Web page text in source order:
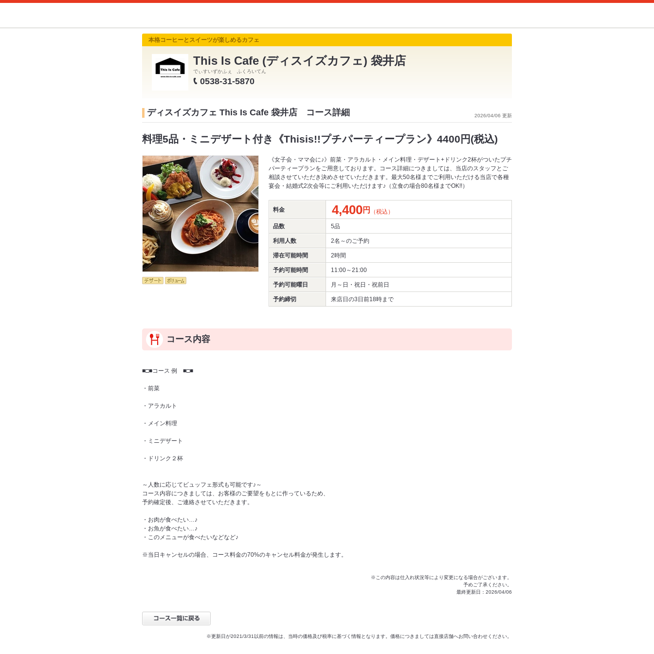
本格コーヒーとスイーツが楽しめるカフェ
This Is Cafe (ディスイズカフェ) 袋井店
でぃすいずかふぇ ふくろいてん
0538-31-5870
2026/04/06 更新
ディスイズカフェ This Is Cafe 袋井店 コース詳細
料理5品・ミニデザート付き《Thisis!!プチパーティープラン》4400円(税込)
《女子会・ママ会に♪》前菜・アラカルト・メイン料理・デザート+ドリンク2杯がついたプチ
パーティープランをご用意しております。コース詳細につきましては、当店のスタッフとご
相談させていただき決めさせていただきます。最大50名様までご利用いただける当店で各種
宴会・結婚式2次会等にご利用いただけます♪（立食の場合80名様までOK!!）
料金 4,400円 （税込）
品数 5品
利用人数 2名～のご予約
滞在可能時間 2時間
予約可能時間 11:00～21:00
予約可能曜日 月～日・祝日・祝前日
予約締切 来店日の3日前18時まで
コース内容
■□■コース 例 ■□■
・前菜
・アラカルト
・メイン料理
・ミニデザート
・ドリンク２杯
～人数に応じてビュッフェ形式も可能です♪～
コース内容につきましては、お客様のご要望をもとに作っているため、
予約確定後、ご連絡させていただきます。
・お肉が食べたい…♪
・お魚が食べたい…♪
・このメニューが食べたいなどなど♪
※当日キャンセルの場合、コース料金の70%のキャンセル料金が発生します。
※この内容は仕入れ状況等により変更になる場合がございます。
予めご了承ください。
最終更新日：2026/04/06
※更新日が2021/3/31以前の情報は、当時の価格及び税率に基づく情報となります。価格につきましては直接店舗へお問い合わせください。